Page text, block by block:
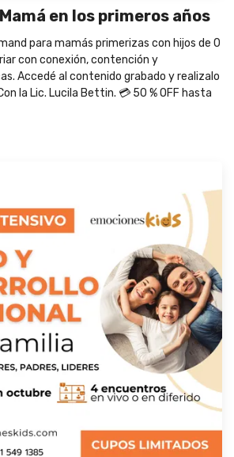
en los primeros años
para mamás primerizas con hijos de 0
con conexión, contención y
Accedé al contenido grabado y realizalo
la Lic. Lucila Bettin. 💳 50 % OFF hasta